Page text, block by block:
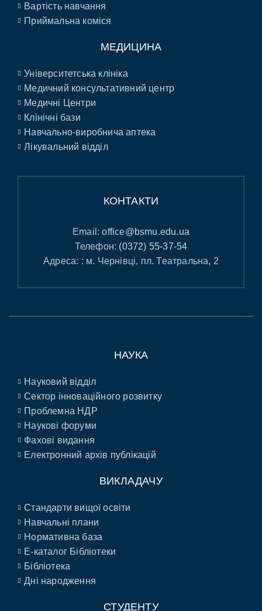
Вартість навчання
Приймальна коміся
МЕДИЦИНА
Університетська клініка
Медичний консультативний центр
Медичні Центри
Клінічні бази
Навчально-виробнича аптека
Лікувальний відділ
КОНТАКТИ
Email:office@bsmu.edu.ua
Телефон: (0372) 55-37-54
Адреса: : м. Чернівці, пл. Театральна, 2
НАУКА
Науковий відділ
Сектор інноваційного розвитку
Проблемна НДР
Наукові форуми
Фахові видання
Електронний архів публікацій
ВИКЛАДАЧУ
Стандарти вищої освіти
Навчальні плани
Нормативна база
E-каталог Бібліотеки
Бібліотека
Дні народження
СТУДЕНТУ